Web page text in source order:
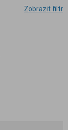
Zobrazit filtr